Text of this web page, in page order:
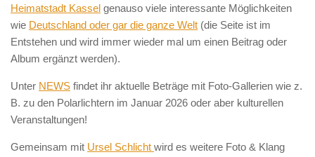
Heimatstadt Kassel genauso viele interessante Möglichkeiten
wie Deutschland oder gar die ganze Welt (die Seite ist im
Entstehen und wird immer wieder mal um einen Beitrag oder
Album ergänzt werden).
Unter NEWS findet ihr aktuelle Beträge mit Foto-Gallerien wie z.
B. zu den Polarlichtern im Januar 2026 oder aber kulturellen
Veranstaltungen!
Gemeinsam mit Ursel Schlicht wird es weitere Foto & Klang